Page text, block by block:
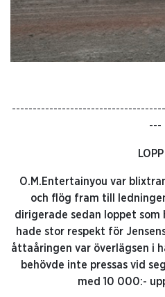
---
O.M.Entertainyou var
och flög fram till
dirigerade sedan loppet
hade stor respekt för
åttaåringen var överlägsen i
behövde inte pressas vid
med 10 000:-